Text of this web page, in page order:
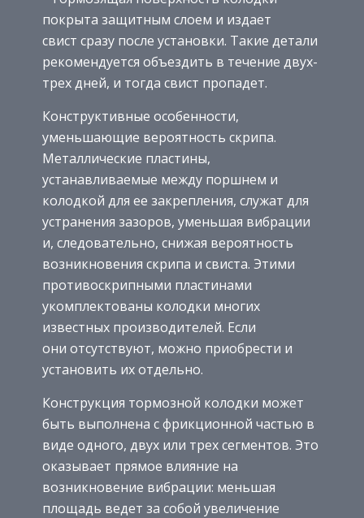
покрыта защитным слоем и издает
свист сразу после установки. Такие детали
рекомендуется объездить в течение двух-
трех дней, и тогда свист пропадет.
Конструктивные особенности,
уменьшающие вероятность скрипа.
Металлические пластины,
устанавливаемые между поршнем и
колодкой для ее закрепления, служат для
устранения зазоров, уменьшая вибрации
и, следовательно, снижая вероятность
возникновения скрипа и свиста. Этими
противоскрипными пластинами
укомплектованы колодки многих
известных производителей. Если
они отсутствуют, можно приобрести и
установить их отдельно.
Конструкция тормозной колодки может
быть выполнена с фрикционной частью в
виде одного, двух или трех сегментов. Это
оказывает прямое влияние на
возникновение вибрации: меньшая
площадь ведет за собой увеличение